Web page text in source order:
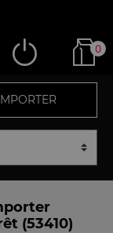
0
(53410)